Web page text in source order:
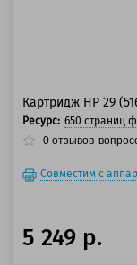
Картридж HP 29
Ресурс: 650 страниц
0 отзывов
Совместим с
5 249 р.